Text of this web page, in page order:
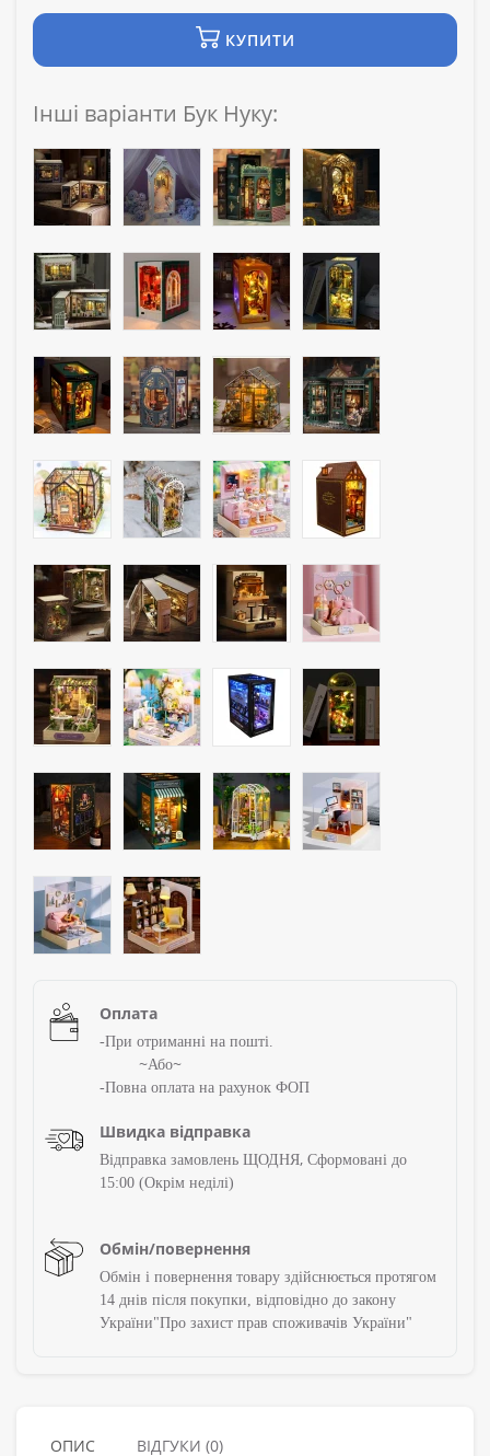
КУПИТИ
Інші варіанти Бук Нуку:
Оплата
-При отриманні на пошті.
~Або~
-Повна оплата на рахунок ФОП
Швидка відправка
Відправка замовлень ЩОДНЯ, Сформовані до
15:00 (Окрім неділі)
Обмін/повернення
Обмін і повернення товару здійснюється протягом
14 днів після покупки, відповідно до закону
України"Про захист прав споживачів України"
ОПИС ВІДГУКИ (0)